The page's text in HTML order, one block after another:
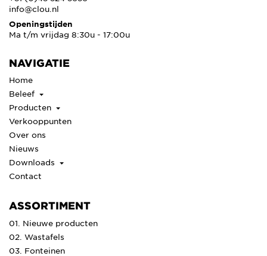
info@clou.nl
Openingstijden
Ma t/m vrijdag 8:30u - 17:00u
NAVIGATIE
Home
Beleef
Producten
Verkooppunten
Over ons
Nieuws
Downloads
Contact
ASSORTIMENT
01. Nieuwe producten
02. Wastafels
03. Fonteinen